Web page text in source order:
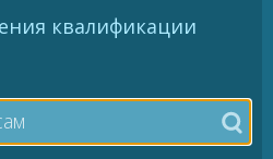
квалификации